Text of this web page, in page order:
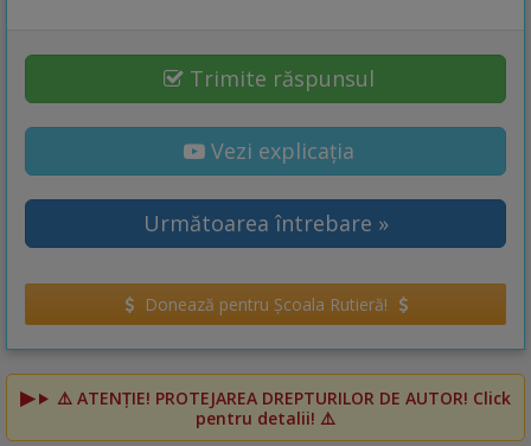
Trimite răspunsul
Vezi explicația
Următoarea întrebare »
Donează pentru Școala Rutieră!
⚠️ ATENȚIE! PROTEJAREA DREPTURILOR DE AUTOR! Click
pentru detalii! ⚠️